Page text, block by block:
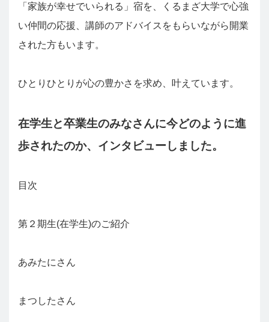
「家族が幸せでいられる」宿を、くるまざ大学で心強
い仲間の応援、講師のアドバイスをもらいながら開業
された方もいます。
ひとりひとりが心の豊かさを求め、叶えています。
在学生と卒業生のみなさんに今どのように進
歩されたのか、インタビューし ました。
目次
第２期生(在学生)のご紹介
あみたにさん
まつしたさん